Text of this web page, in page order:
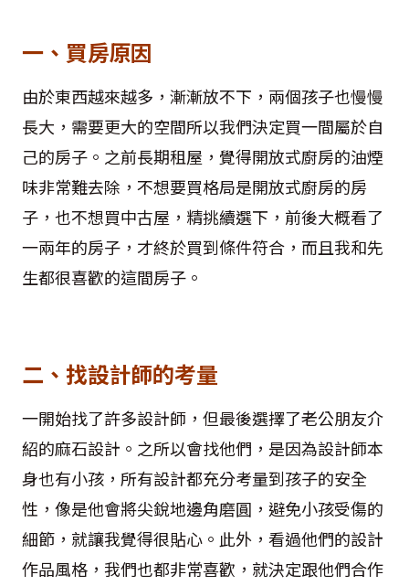
一、買房原因
由於東西越來越多，漸漸放不下，兩個孩子也慢慢
長大，需要更大的空間所以我們決定買一間屬於自
己的房子。之前長期租屋，覺得開放式廚房的油煙
味非常難去除，不想要買格局是開放式廚房的房
子，也不想買中古屋，精挑續選下，前後大概看了
一兩年的房子，才終於買到條件符合，而且我和先
生都很喜歡的這間房子。
二、找設計師的考量
一開始找了許多設計師，但最後選擇了老公朋友介
紹的麻石設計。之所以會找他們，是因為設計師本
身也有小孩，所有設計都充分考量到孩子的安全
性，像是他會將尖銳地邊角磨圓，避免小孩受傷的
細節，就讓我覺得很貼心。此外，看過他們的設計
作品風格，我們也都非常喜歡，就決定跟他們合作